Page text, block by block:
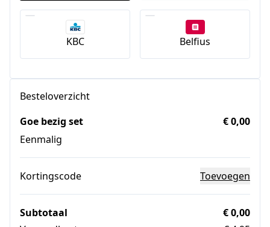
KBC Belfius
Besteloverzicht
Goe bezig set
Eenmalig
€ 0,00
Kortingscode Toevoegen
Subtotaal
€ 0,00